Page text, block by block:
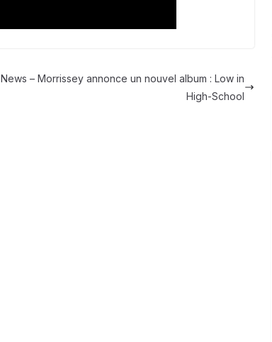
News – Morrissey annonce un nouvel album : Low in
High-School